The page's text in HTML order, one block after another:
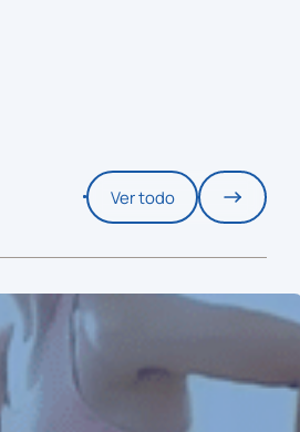
Ver todo